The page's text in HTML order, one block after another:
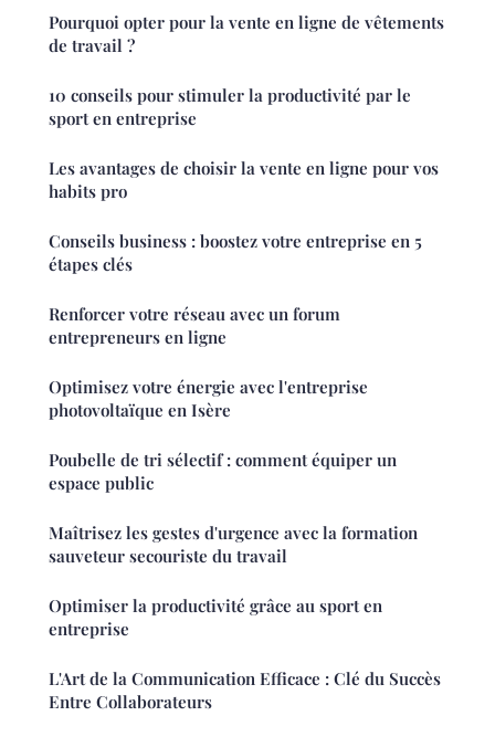
Pourquoi opter pour la vente en ligne de vêtements
de travail ?
10 conseils pour stimuler la productivité par le
sport en entreprise
Les avantages de choisir la vente en ligne pour vos
habits pro
Conseils business : boostez votre entreprise en 5
étapes clés
Renforcer votre réseau avec un forum
entrepreneurs en ligne
Optimisez votre énergie avec l'entreprise
photovoltaïque en Isère
Poubelle de tri sélectif : comment équiper un
espace public
Maîtrisez les gestes d'urgence avec la formation
sauveteur secouriste du travail
Optimiser la productivité grâce au sport en
entreprise
L'Art de la Communication Efficace : Clé du Succès
Entre Collaborateurs